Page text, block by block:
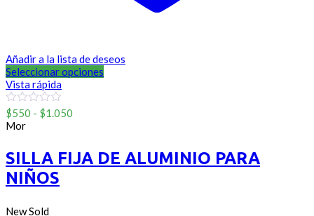
Añadir a la lista de deseos
Seleccionar opciones
Vista rápida
0
out
of
$550 - $1.050
desde
$550
Mor
SILLA FIJA DE ALUMINIO PARA
NIÑOS
NewSold